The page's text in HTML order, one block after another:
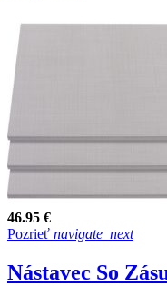
46.95 €
Pozrieť navigate_next
Nástavec So